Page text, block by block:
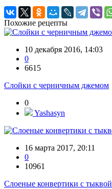
Похожие рецепты
10 декабря 2016, 14:03
0
6615
Слойки с черничным джемом
0
Yashasyn
16 марта 2017, 20:11
0
10961
Слоеные конвертики с тыквой